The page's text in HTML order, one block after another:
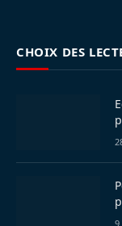
CHOIX DES
9